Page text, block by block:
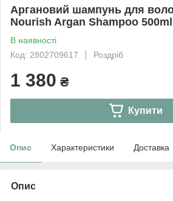
Аргановий шампунь для
Nourish Argan Shampoo 500ml
В наявності
Код: 2802709617
Роздріб
1 380 ₴
Купити
Опис Характеристики Доставка
Опис